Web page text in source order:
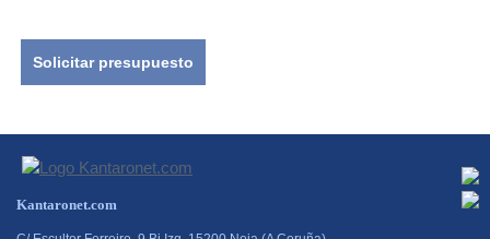
Solicitar presupuesto
Kantaronet.com